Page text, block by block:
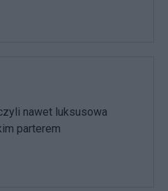
nawet luksusowa
parterem